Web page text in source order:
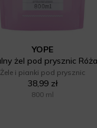
YOPE
Żele i pianki pod prysznic
38,99 zł
800 ml